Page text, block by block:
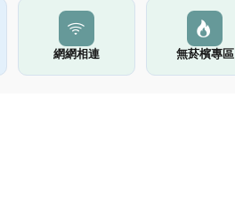
網網相連 無菸檳專區